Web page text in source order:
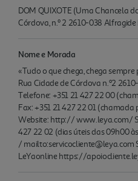
DOM QUIXOTE (Uma Chancela
Córdova, n.º 2 2610-038
Nome e Morada
«Tudo o que chega, chega
Rua Cidade de Córdova n.º2
Telefone: +351 21 427 22 00
Fax: +351 21 427 22 01
Website: http:// www.leya.com/
427 22 02 (dias úteis das 09h00
/ mailto:servicocliente@leya.com
LeYaonline https://